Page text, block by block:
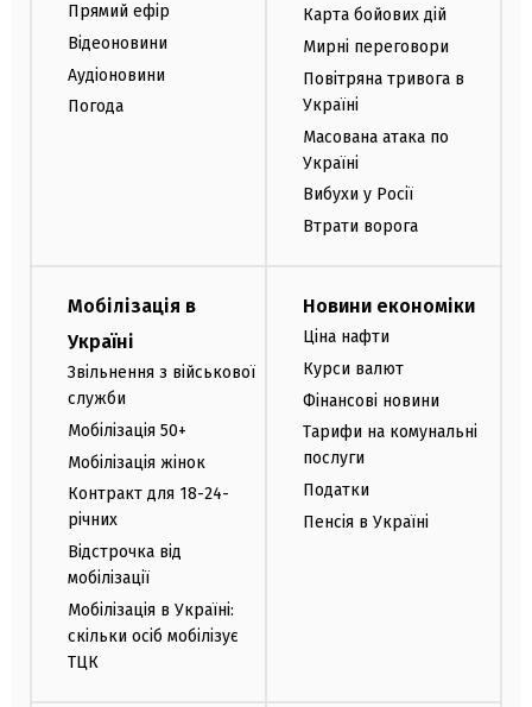
Прямий ефір
Відеоновини
Аудіоновини
Погода
Карта бойових дій
Мирні переговори
Повітряна тривога в
Україні
Масована атака по
Україні
Вибухи у Росії
Втрати ворога
Мобілізація в
Україні
Звільнення з військової
служби
Мобілізація 50+
Мобілізація жінок
Контракт для 18-24-
річних
Відстрочка від
мобілізації
Мобілізація в Україні:
скільки осіб мобілізує
ТЦК
Новини економіки
Ціна нафти
Курси валют
Фінансові новини
Тарифи на комунальні
послуги
Податки
Пенсія в Україні